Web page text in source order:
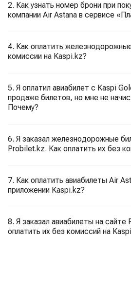
2. Как узнать номер брони при
компании Air Astana в сервисе
4. Как оплатить
комиссии на Kaspi.kz?
5. Я оплатил авиабилет с Kaspi
продаже билетов, но мне не
Почему?
6. Я заказал железнодорожные
Probilet.kz. Как оплатить их без
7. Как оплатить авиабилеты Air
приложении Kaspi.kz?
8. Я заказал авиабилеты на сайте
оплатить их без комиссий на